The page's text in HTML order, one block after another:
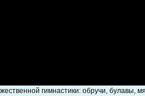
гимнастики: обручи, булавы,